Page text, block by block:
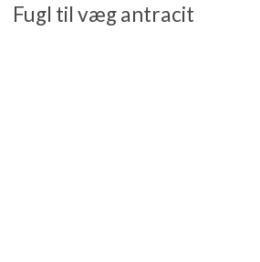
Fugl til væg antracit